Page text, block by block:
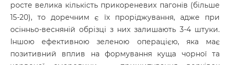
росте велика кількість прикореневих пагонів (більше
15-20), то доречним є їх проріджування, адже при
осінньо-весняній обрізці з них залишають 3-4 штуки.
Іншою ефективною зеленою операцією, яка має
позитивний вплив на формування куща чорної та